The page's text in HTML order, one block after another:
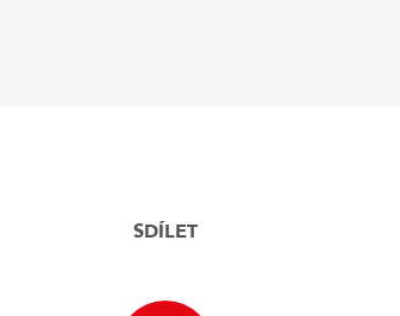
SDÍLET